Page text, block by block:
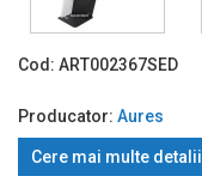
Cod: ART002367SED
Producator: Aures
Cere mai multe detalii